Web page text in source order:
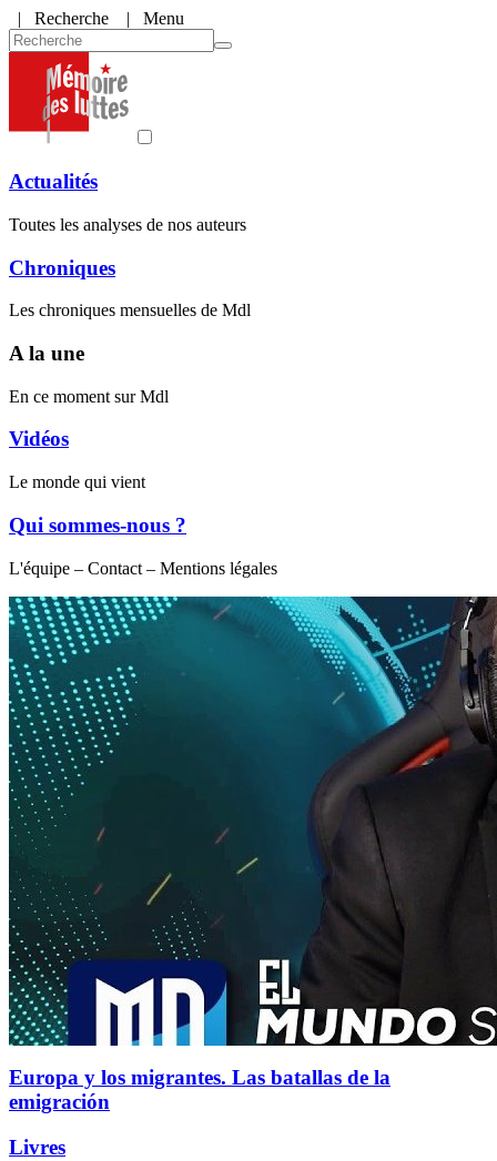
| Recherche | Menu
Actualités
Toutes les analyses de nos auteurs
Chroniques
Les chroniques mensuelles de Mdl
A la une
En ce moment sur Mdl
Vidéos
Le monde qui vient
Qui sommes-nous ?
L'équipe – Contact – Mentions légales
Europa y los migrantes. Las batallas de la
emigración
Livres